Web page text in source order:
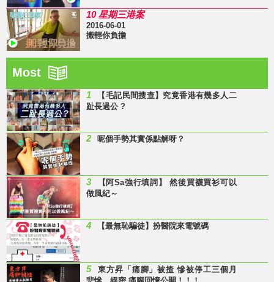
10 星期三港案
2016-06-01
搬輕你負擔
Most
1
【毛記民間搜查】究竟香港有幾多人二
趾長過公 ?
2 呢個手勢其實係點解呀？
3
【阿Sa強行填詞】 然後買襪買衫可以
做風紀～
4 【最無恥騙徒】扮醫院來電號碼
5
東方昇「痛腳」被揸 慘被停工三個月